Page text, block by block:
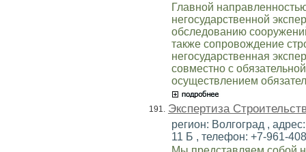
Главной
негосударственной
обследованию
также сопровождение
негосударственная
совместно с
осуществлением
191. Экспертиза
регион: Волгоград ,
11 Б , телефон: +7-961-